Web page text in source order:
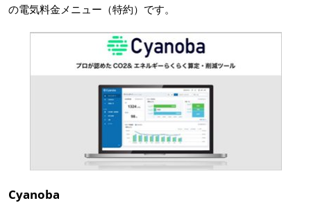
の電気料金メニュー（特約）です。
Cyanoba